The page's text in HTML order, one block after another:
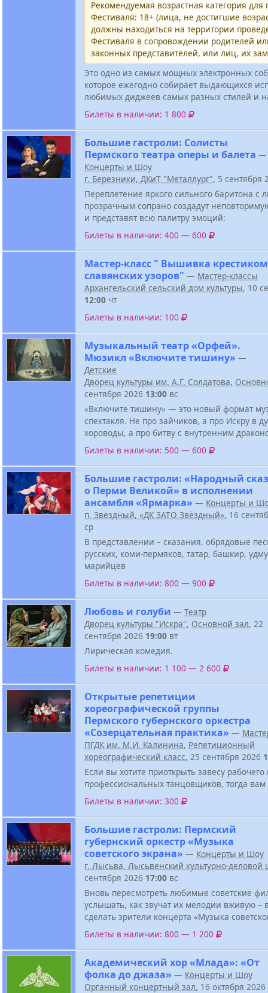
Рекомендуемая возрастная категория
Фестиваля: 18+ (лица, не достигшие
должны находиться на территории
Фестиваля в сопровождении родителей
законных представителей, или лиц, их
Это одно из самых мощных электронных
которое ежегодно собирает выдающихся
любимых диджеев самых разных стилей и
Билеты в наличии: 1 800
Большие гастроли: Солисты
Пермского театра оперы и балета —
Концерты и Шоу
г. Березники, ДКиТ "Металлург", 5 сентября
Переплетение яркого сильного баритона с
прозрачным сопрано создадут
и представят всю палитру эмоций:
Билеты в наличии: 400 — 600
Мастер-класс " Вышивка крестиком
славянских узоров" — Мастер-классы
Архангельский сельский дом культуры, 10
12:00 чт
Билеты в наличии: 100
Музыкальный театр «Орфей».
Мюзикл «Включите тишину» —
Детские
Дворец культуры им. А.Г. Солдатова,
сентября 2026 13:00 вс
«Включите тишину» — это новый формат
спектакля. Не про зайчиков, а про Искру в
хороводы, а про битву с внутренним
Билеты в наличии: 500 — 600
Большие гастроли: «Народный сказ
о Перми Великой» в исполнении
ансамбля «Ярмарка» — Концерты и
п. Звездный, «ДК ЗАТО Звёздный», 16
ср
В представлении – сказания, обрядовые
русских, коми-пермяков, татар, башкир,
марийцев
Билеты в наличии: 800 — 900
Любовь и голуби — Театр
Дворец культуры "Искра", Основной зал, 22
сентября 2026 19:00 вт
Лирическая комедия.
Билеты в наличии: 1 100 — 2 600
Открытые репетиции
хореографической группы
Пермского губернского оркестра
«Созерцательная практика» —
ПГДК им. М.И. Калинина, Репетиционный
хореографический класс, 25 сентября 2026
Если вы хотите приоткрыть завесу рабочего
профессиональных танцовщиков, тогда
Билеты в наличии: 300
Большие гастроли: Пермский
губернский оркестр «Музыка
советского экрана» — Концерты и Шоу
г. Лысьва, Лысьвенский культурно-деловой
сентября 2026 17:00 вс
Вновь пересмотреть любимые советские
услышать, как звучат их мелодии вживую –
сделать зрители концерта «Музыка
Билеты в наличии: 800 — 1 200
Академический хор «Млада»: «От
фолка до джаза» — Концерты и Шоу
Органный концертный зал, 16 октября 2026